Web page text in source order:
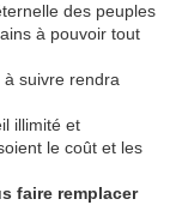
des peuples
à pouvoir tout
suivre rendra
illimité et
le coût et les
faire remplacer